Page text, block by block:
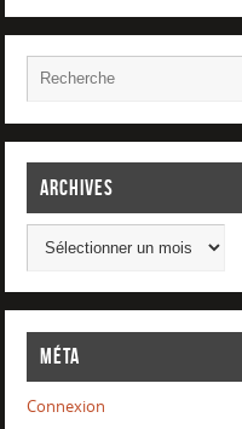
Archives
Méta
Connexion